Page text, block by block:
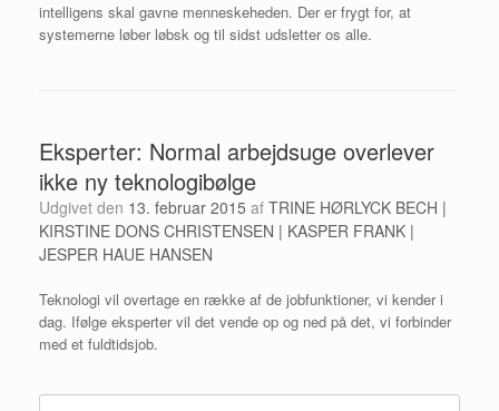
intelligens skal gavne menneskeheden. Der er frygt for, at
systemerne løber løbsk og til sidst udsletter os alle.
Eksperter: Normal arbejdsuge overlever
ikke ny teknologibølge
Udgivet den 13. februar 2015 af TRINE HØRLYCK BECH |
KIRSTINE DONS CHRISTENSEN | KASPER FRANK |
JESPER HAUE HANSEN
Teknologi vil overtage en række af de jobfunktioner, vi kender i
dag. Ifølge eksperter vil det vende op og ned på det, vi forbinder
med et fuldtidsjob.
Søg